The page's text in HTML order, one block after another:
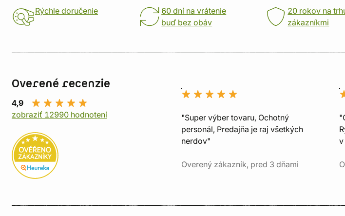
Rýchle doručenie
60 dní na vrátenie
buď bez obáv
20 rokov na
zákazníkmi
Overené recenzie
4,9
zobraziť 12990 hodnotení
"Super výber tovaru, Ochotný
personál, Predajňa je raj všetkých
nerdov"
Overený zákazník, pred 3 dňami
v